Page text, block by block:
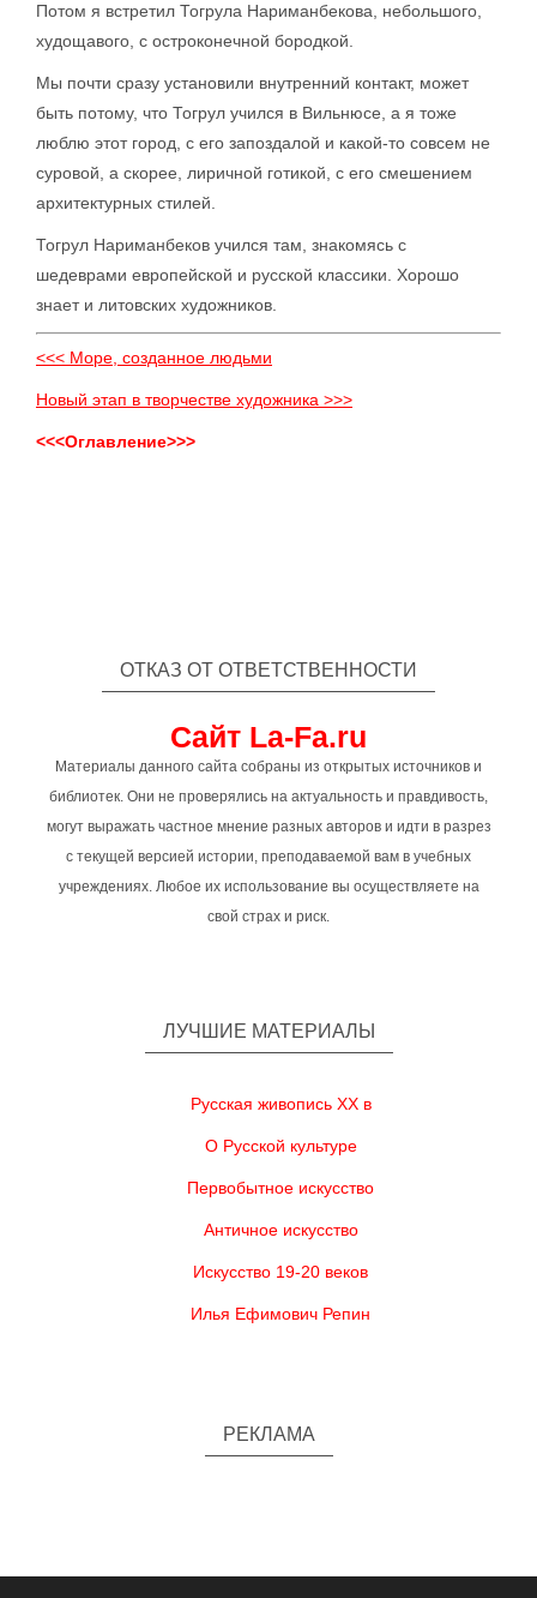
Потом я встретил Тогрула Нариманбекова, небольшого,
худощавого, с остроконечной бородкой.
Мы почти сразу установили внутренний контакт, может
быть потому, что Тогрул учился в Вильнюсе, а я тоже
люблю этот город, с его запоздалой и какой-то совсем не
суровой, а скорее, лиричной готикой, с его смешением
архитектурных стилей.
Тогрул Нариманбеков учился там, знакомясь с
шедеврами европейской и русской классики. Хорошо
знает и литовских художников.
<<< Море, созданное людьми
Новый этап в творчестве художника >>>
<<<Оглавление>>>
ОТКАЗ ОТ ОТВЕТСТВЕННОСТИ
Сайт La-Fa.ru
Материалы данного сайта собраны из открытых источников и
библиотек. Они не проверялись на актуальность и правдивость,
могут выражать частное мнение разных авторов и идти в разрез
с текущей версией истории, преподаваемой вам в учебных
учреждениях. Любое их использование вы осуществляете на
свой страх и риск.
ЛУЧШИЕ МАТЕРИАЛЫ
Русская живопись XX в
О Русской культуре
Первобытное искусство
Античное искусство
Искусство 19-20 веков
Илья Ефимович Репин
РЕКЛАМА